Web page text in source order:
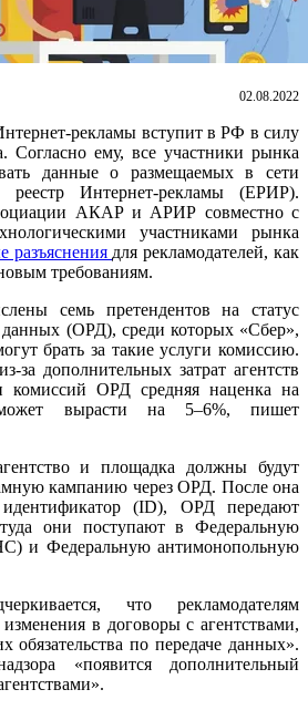
02.08.2022
рекламы вступит в РФ в силу
Согласно ему, все участники рынка
данные о размещаемых в сети
Интернет-рекламы (ЕРИР).
АКАР и АРИР совместно с
участниками рынка
разъяснения для рекламодателей, как
требованиям.
семь претендентов на статус
(ОРД), среди которых «Сбер»,
брать за такие услуги комиссию.
за дополнительных затрат агентств
комиссий ОРД средняя наценка на
вырасти на 5–6%, пишет
и площадка должны будут
кампанию через ОРД. После она
(ID), ОРД передают
они поступают в Федеральную
и Федеральную антимонопольную
что рекламодателям
изменения в договоры с агентствами,
обязательства по передаче данных».
«появится дополнительный